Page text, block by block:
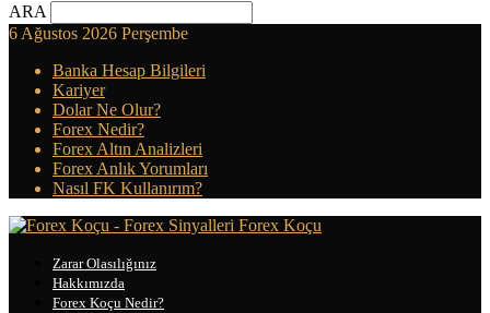
ARA
6 Ağustos 2026 Perşembe
Banka Hesap Bilgileri
Kariyer
Dolar Ne Olur?
Forex Nedir?
Forex Altın Analizleri
Forex Anlık Yorumları
Nasıl FK Kullanırım?
Forex Koçu
Zarar Olasılığınız
Hakkımızda
Forex Koçu Nedir?